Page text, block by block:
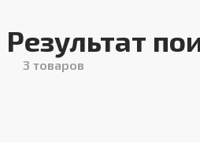
Результат
3 товаров